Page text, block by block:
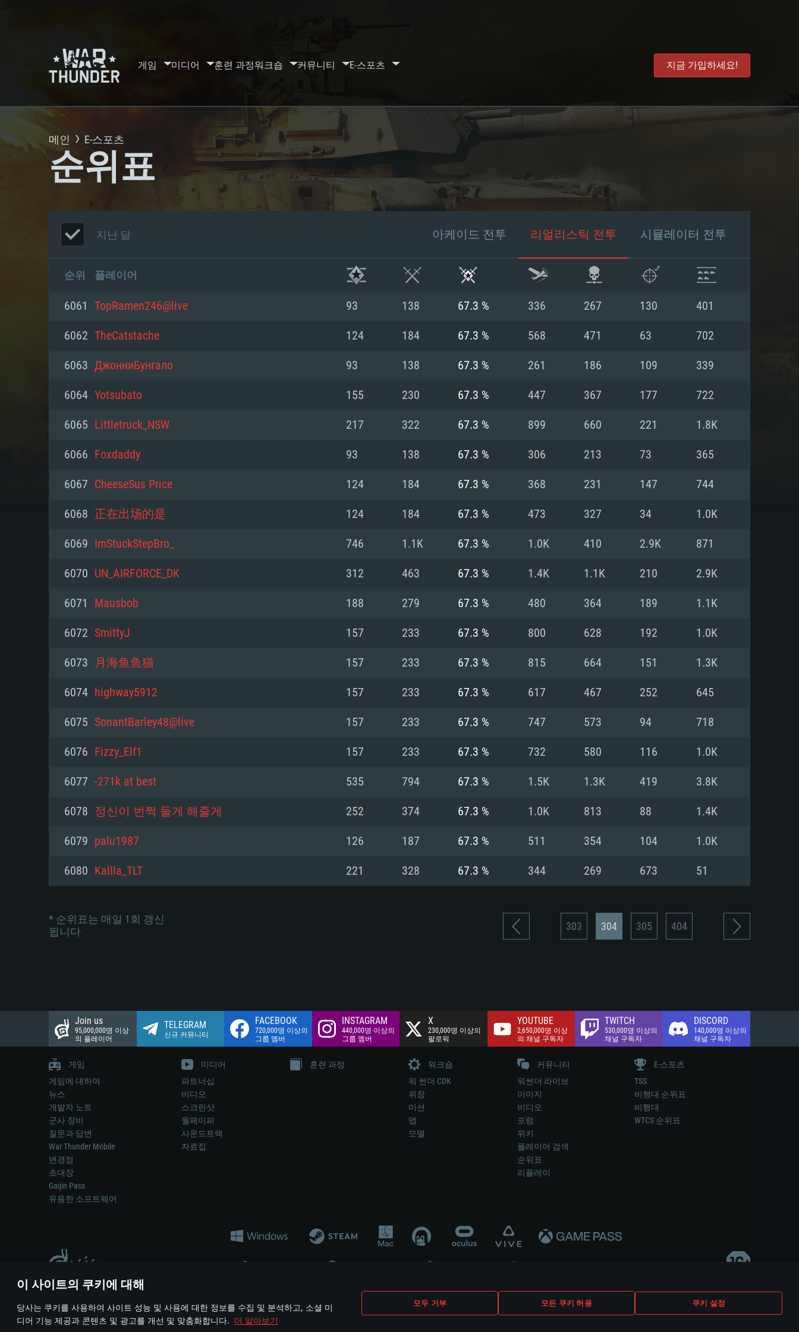
이 사이트의 쿠키에 대해
당사는 쿠키를 사용하여 사이트 성능 및 사용에 대한 정보를 수집 및 분석하고, 소셜 미
디어 기능 제공과 콘텐츠 및 광고를 개선 및 맞춤화합니다. 더 알아보기
모두 거부 모든 쿠키 허용 쿠키 설정
게임 미디어 훈련 과정워크숍 커뮤니티 E-스포츠 지금 가입하세요!
시스템 요구사항
PC MAC Linux
최소사양
운영체제: Windows 10 (64 bit)
프로세서: 2.2 GHz 듀얼코어 이상
메모리: 4GB
그래픽 카드: DirectX 11 이상을 지원하는 AMD
해상도: 720p
네트워크: 브로드밴드 인터넷
여유 저장 공간: 22.1 GB (최소 클라이언트)
권장 사양
운영체제: Windows 10/11 (64 bit)
프로세서: Intel Core i5 또는 Ryzen 5 3600 이상
메모리: 16 GB 이상
그래픽 카드: DirectX 11 이상을 지원하는 Nvidia
최소사양
운영체제: Mac OS Big Sur 11.0
프로세서: 최소 2.2 GHz의 Core i5 (Intel Xeon 은 지
(Mac), 혹은 이와 비슷한 성능을 가지는 Mac 버전
의 AMD/Nvidia. 최소 해상도: 720p
네트워크: 브로드밴드 인터넷
여유 저장 공간: 22.1 GB (최소 클라이언트)
권장 사양
운영체제: Mac OS Big Sur 11.0
프로세서: Core i7 (Intel Xeon 은 지원하지 않습니
상
네트워크: 브로드밴드 인터넷
여유 저장 공간: 62.2 GB (전체 클라이언트)
최소사양
운영체제: 64bit Linux 중 최신 버전
프로세서: 2.4 GHz 듀얼코어
메모리: 4 GB
그래픽 카드: Vulkan 을 지원하고, 최신 그래픽 드라
와 동급의 성능을 가지며 최신 그래픽 드라이버를
지원하는 AMD (6개월 미만; 최소사양 지원 해상도
권장 사양
운영체제: Ubuntu 20.04 64bit
프로세서: Intel Core i7
메모리: 16 GB
그래픽 카드: Vulkan 을 지원하고, 최신 그래픽 드라
와 동급의 성능을 가지며 최신 그래픽 드라이버를
지원하는 AMD RX 570 (6개월 미만; 최소사양 지원
메인 E-스포츠
순위표
지난 달 아케이드 전투 리얼리스틱 전투 시뮬레이터 전투
순위 플레이어
6061 TopRamen246@live 93 138 67.3 % 336 267 130 401
6062 TheCatstache 124 184 67.3 % 568 471 63 702
6063 ДжонниБунгало 93 138 67.3 % 261 186 109 339
6064 Yotsubato 155 230 67.3 % 447 367 177 722
6065 Littletruck_NSW 217 322 67.3 % 899 660 221 1.8K
6066 Foxdaddy 93 138 67.3 % 306 213 73 365
6067 CheeseSus Price 124 184 67.3 % 368 231 147 744
6068 正在出场的是 124 184 67.3 % 473 327 34 1.0K
6069 ImStuckStepBro_ 746 1.1K 67.3 % 1.0K 410 2.9K 871
6070 UN_AIRFORCE_DK 312 463 67.3 % 1.4K 1.1K 210 2.9K
6071 Mausbob 188 279 67.3 % 480 364 189 1.1K
6072 SmittyJ 157 233 67.3 % 800 628 192 1.0K
6073 月海鱼鱼猫 157 233 67.3 % 815 664 151 1.3K
6074 highway5912 157 233 67.3 % 617 467 252 645
6075 SonantBarley48@live 157 233 67.3 % 747 573 94 718
6076 Fizzy_Elf1 157 233 67.3 % 732 580 116 1.0K
6077 -271k at best 535 794 67.3 % 1.5K 1.3K 419 3.8K
6078 정신이 번쩍 들게 해줄게 252 374 67.3 % 1.0K 813 88 1.4K
6079 palu1987 126 187 67.3 % 511 354 104 1.0K
6080 Kallla_TLT 221 328 67.3 % 344 269 673 51
* 순위표는 매일 1회 갱신
됩니다
303 304 305 404
Join us
95,000,000명 이상
의 플레이어
TELEGRAM
신규 커뮤니티
FACEBOOK
720,000명 이상의
그룹 멤버
INSTAGRAM
440,000명 이상의
그룹 멤버
X
230,000명 이상의
팔로워
YOUTUBE
2,650,000명 이상
의 채널 구독자
TWITCH
530,000명 이상의
채널 구독자
DISCORD
140,000명 이상의
채널 구독자
게임
게임에 대하여
뉴스
개발자 노트
군사 장비
질문과 답변
War Thunder Mobile
변경점
초대장
Gaijin Pass
유용한 소프트웨어
미디어
파트너십
비디오
스크린샷
월페이퍼
사운드트랙
자료집
훈련 과정
워크숍
워 썬더 CDK
위장
미션
맵
모델
커뮤니티
워썬더 라이브
이미지
비디오
포럼
위키
플레이어 검색
순위표
리플레이
E-스포츠
TSS
비행대 순위표
비행대
WTCS 순위표
게임 에서 어떠한 현실의 무기나 차량을 묘사하는 것은 무기 개발 업체나 장비 제조 업체가 게임 개발 후원 또는 홍보에 참여하지 않습니다..
© 2011—2026 Gaijin Games Kft. All trademarks, logos and brand names are the property of their respective owners.
이용 약관 이용 약관